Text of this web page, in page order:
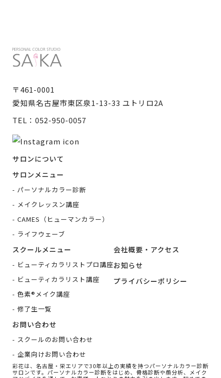
〒461-0001
愛知県名古屋市東区泉1-13-33 ユトリロ2A
TEL： 052-950-0057
サロンについて
サロンメニュー
パーソナルカラー診断
メイクレッスン講座
CAMES（ヒューマンカラー）
ライフウェーブ
スクールメニュー
ビューティカラリストプロ講座
ビューティカラリスト講座
色素®メイク講座
修了生一覧
お問い合わせ
スクールのお問い合わせ
企業向けお問い合わせ
会社概要・アクセス
お知らせ
プライバシーポリシー
彩花は、名古屋・栄エリアで30年以上の実績を持つパーソナルカラー診断
サロンです。 パーソナルカラー診断をはじめ、骨格診断や顔分析、メイク